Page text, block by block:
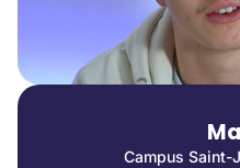
Campus Saint-